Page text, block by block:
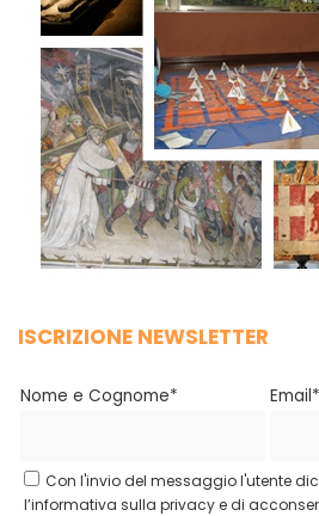
ISCRIZIONE NEWSLETTER
Nome e Cognome* Email*
Con l'invio del messaggio l'utente
l’informativa sulla privacy e di